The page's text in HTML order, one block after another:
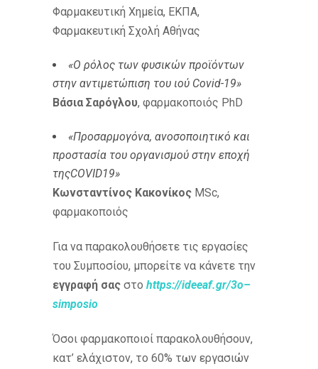
Φαρμακευτική Χημεία, ΕΚΠΑ,
Φαρμακευτική Σχολή Αθήνας
«Ο ρόλος των φυσικών προϊόντων
στην αντιμετώπιση του ιού Covid-19»
Βάσια Σαρόγλου, φαρμακοποιός PhD
«Προσαρμογόνα, ανοσοποιητικό και
προστασία του οργανισμού στην εποχή
τηςCOVID19»
Κωνσταντίνος Κακονίκος MSc,
φαρμακοποιός
Για να παρακολουθήσετε τις εργασίες
του Συμποσίου, μπορείτε να κάνετε την
εγγραφή σας στο https://ideeaf.gr/3o–
simposio
Όσοι φαρμακοποιοί παρακολουθήσουν,
κατ’ ελάχιστον, το 60% των εργασιών